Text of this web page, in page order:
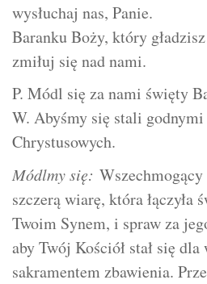
wysłuchaj nas, Panie.
Baranku Boży, który
zmiłuj się nad nami.
P. Módl się za nami święty
W. Abyśmy się stali
Chrystusowych.
Módlmy się:
szczerą wiarę, która łączyła
Twoim Synem, i spraw za
aby Twój Kościół stał się
sakramentem zbawienia.